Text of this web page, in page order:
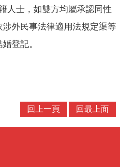
人士，如雙方均屬承認同性
外民事法律適用法規定渠等
登記。
回上一頁 回最上面